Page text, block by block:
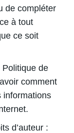
de compléter
à tout
ce soit
Politique de
comment
informations
d’auteur :